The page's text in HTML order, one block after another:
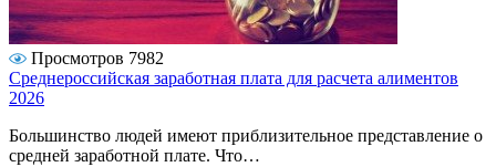
Просмотров 7982
Среднероссийская заработная плата для расчета алиментов
2026
Большинство людей имеют приблизительное представление о
средней заработной плате. Что…